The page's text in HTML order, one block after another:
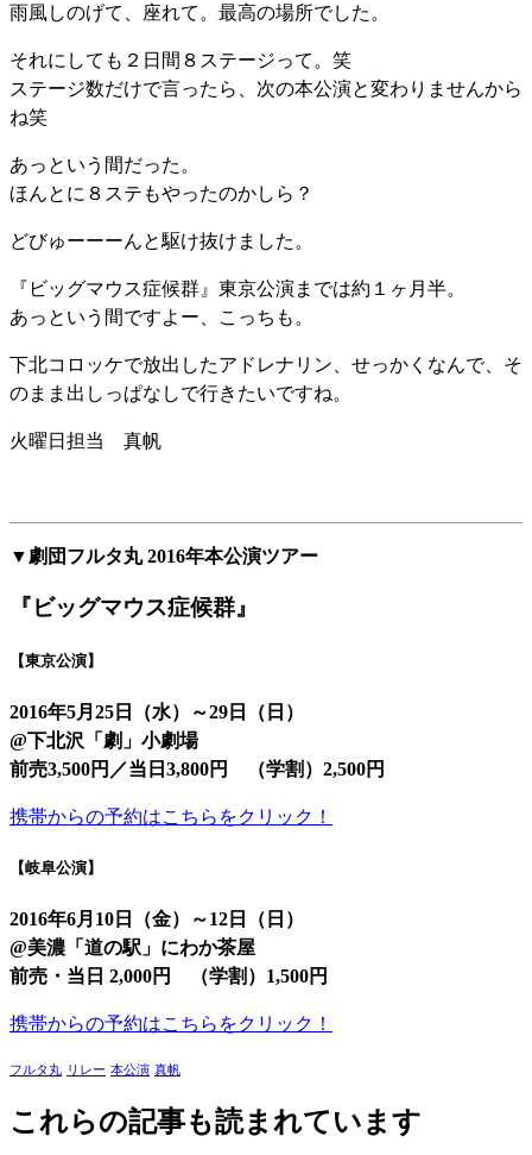
雨風しのげて、座れて。最高の場所でした。
それにしても２日間８ステージって。笑
ステージ数だけで言ったら、次の本公演と変わりませんから
ね笑
あっという間だった。
ほんとに８ステもやったのかしら？
どびゅーーーんと駆け抜けました。
『ビッグマウス症候群』東京公演までは約１ヶ月半。
あっという間ですよー、こっちも。
下北コロッケで放出したアドレナリン、せっかくなんで、そ
のまま出しっぱなしで行きたいですね。
火曜日担当 真帆
▼劇団フルタ丸 2016年本公演ツアー
『ビッグマウス症候群』
【東京公演】
2016年5月25日（水） ～29 日（日）
@下北沢「劇」 小劇場
前売3,500円／当日3,800円 （学割）2,500円
携帯からの予約はこちらをクリック！
【岐阜公演】
2016年6月10日（金）～12日（日）
@美濃「道の駅」にわか茶屋
前売・当日 2,000円 （学割）1,500円
携帯からの予約はこちらをクリック！
フルタ丸 リレー 本公演 真帆
これらの記事も読まれています